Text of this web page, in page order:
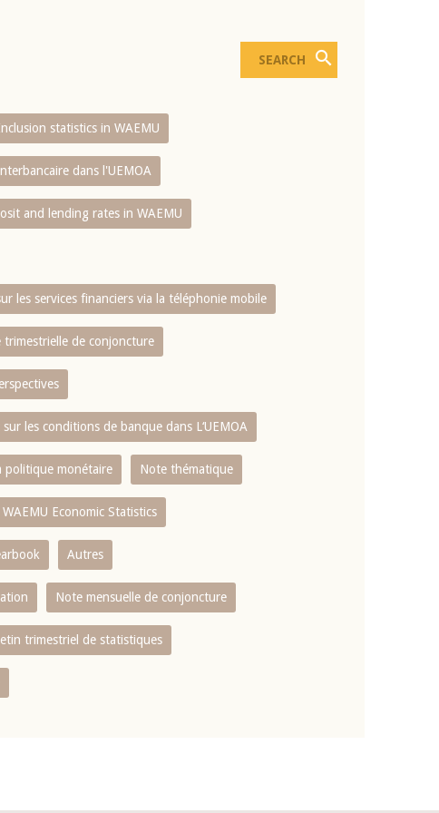
statistics in WAEMU
dans l'UEMOA
and lending rates in WAEMU
les services financiers via la téléphonie mobile
trimestrielle de conjoncture
les conditions de banque dans L‘UEMOA
politique monétaire Note thématique
Economic Statistics
Autres
Note mensuelle de conjoncture
trimestriel de statistiques